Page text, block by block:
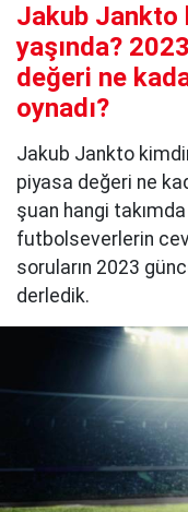
Jakub Jankto
yaşında?
değeri ne
oynadı?
Jakub Jankto
piyasa değeri ne
şuan hangi
futbolseverlerin
soruların 2023
derledik.